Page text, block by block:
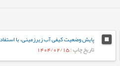
تاریخ چاپ: 1404/02/15